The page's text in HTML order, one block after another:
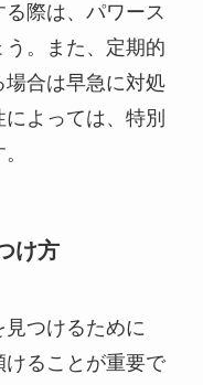
際は、パワース
う。また、定期的
合は早急に対処
よっては、特別
け方
つけるために
ることが重要で